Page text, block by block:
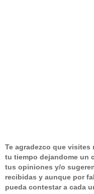
Te agradezco que visites
tu tiempo dejandome un
tus opiniones y/o
recibidas y aunque por
pueda contestar a cada